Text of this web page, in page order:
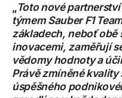
Toto nové
týmem Sauber F1
základech, neboť obě
inovacemi, zaměřují
vědomy hodnoty a
Právě zmíněné
úspěšného